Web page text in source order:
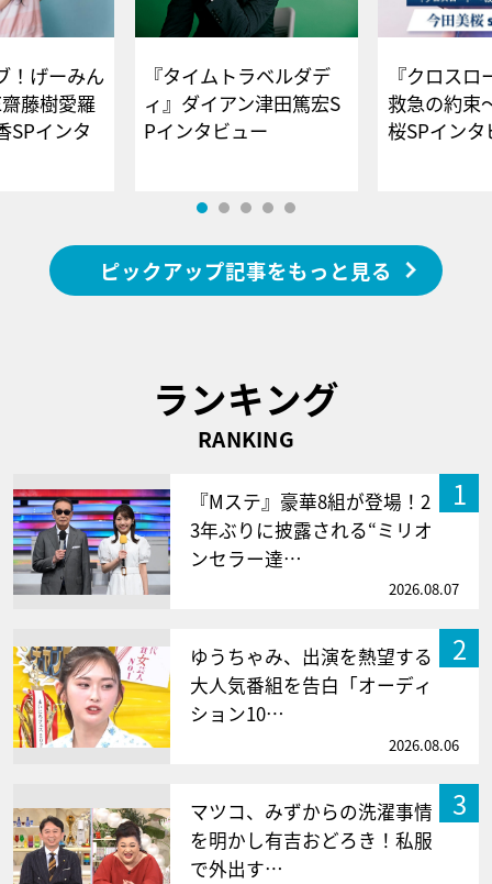
！げーみん
藤樹愛羅
SPインタ
『タイムトラベルダデ
ィ』ダイアン津田篤宏S
Pインタビュー
『クロス
救急の約束
桜SPイ
ピックアップ記事をもっと見る
ランキング
RANKING
1
『Mステ』豪華8組が登場！2
3年ぶりに披露される“ミリオ
ンセラー達…
2026.08.07
2
ゆうちゃみ、出演を熱望する
大人気番組を告白「オーディ
ション10…
2026.08.06
3
マツコ、みずからの洗濯事情
を明かし有吉おどろき！私服
で外出す…